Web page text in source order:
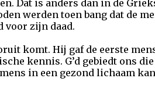
Dat is anders dan in de
werden toen bang dat de
voor zijn daad.
komt. Hij gaf de eerste
kennis. G’d gebiedt ons
in een gezond lichaam kan